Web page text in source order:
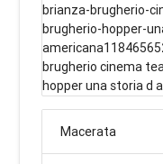
brianza-brugherio-
brugherio-hopper-
brugherio cinema
hopper una storia d
Macerata